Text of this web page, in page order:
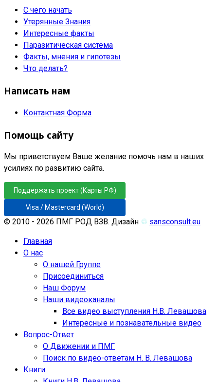
С чего начать
Утерянные Знания
Интересные факты
Паразитическая система
Факты, мнения и гипотезы
Что делать?
Написать нам
Контактная Форма
Помощь сайту
Мы приветствуем Ваше желание помочь нам в наших
усилиях по развитию сайта.
Поддержать проект (Карты РФ)
Visa / Mastercard (World)
© 2010 - 2026 ПМГ РОД ВЗВ. Дизайн ♲ sansconsult.eu
Главная
О нас
О нашей Группе
Присоединиться
Наш Форум
Наши видеоканалы
Все видео выступления Н.В. Левашова
Интересные и познавательные видео
Вопрос-Ответ
О Движении и ПМГ
Поиск по видео-ответам Н. В. Левашова
Книги